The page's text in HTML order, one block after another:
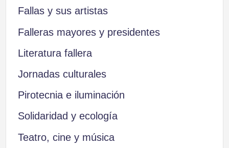
Fallas y sus artistas
Falleras mayores y presidentes
Literatura fallera
Jornadas culturales
Pirotecnia e iluminación
Solidaridad y ecología
Teatro, cine y música